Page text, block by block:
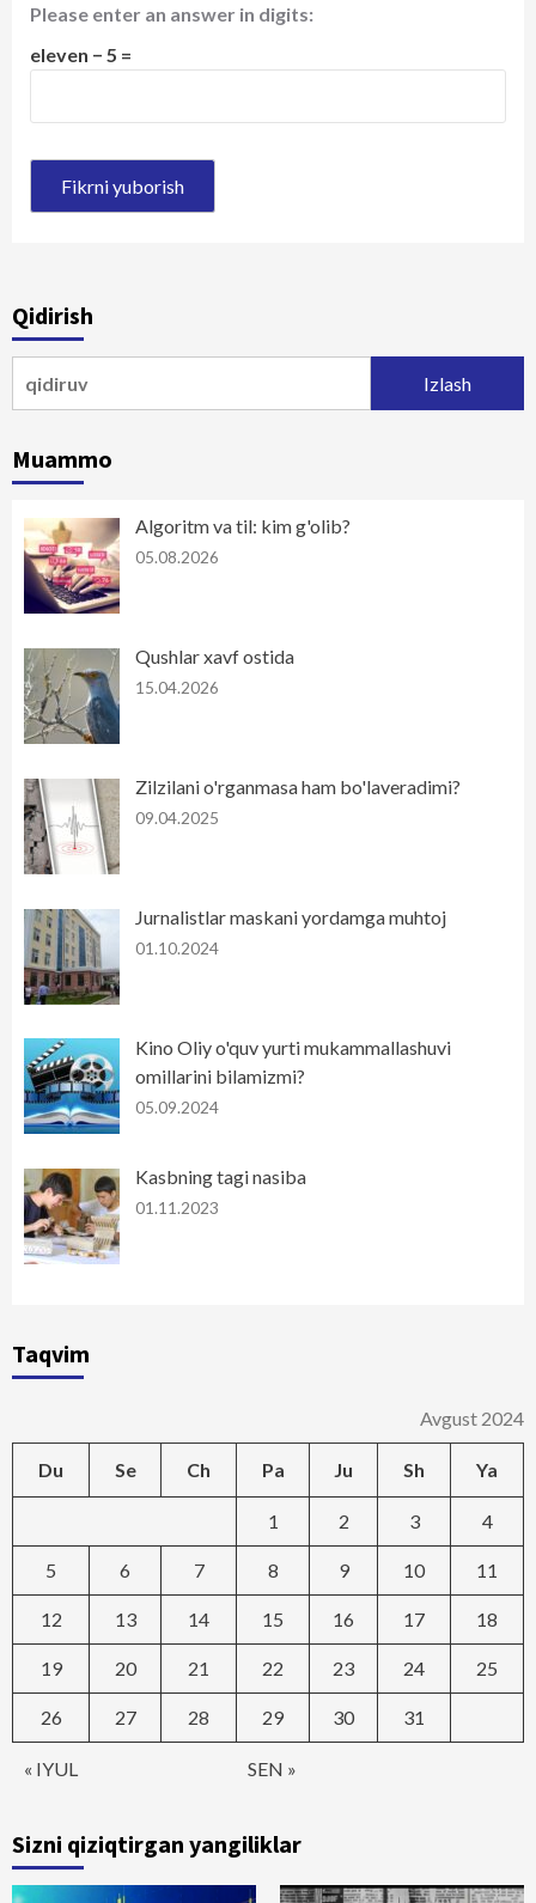
Please enter an answer in digits:
eleven − 5 =
Qidirish
Muammo
Algoritm va til: kim g'olib?
05.08.2026
Qushlar xavf ostida
15.04.2026
Zilzilani o'rganmasa ham bo'laveradimi?
09.04.2025
Jurnalistlar maskani yordamga muhtoj
01.10.2024
Kino Oliy o'quv yurti mukammallashuvi
omillarini bilamizmi?
05.09.2024
Kasbning tagi nasiba
01.11.2023
Taqvim
Avgust 2024
Du Se Ch Pa Ju Sh Ya
« IYUL SEN »
1 2 3 4
5 6 7 8 9 10 11
12 13 14 15 16 17 18
19 20 21 22 23 24 25
26 27 28 29 30 31
Sizni qiziqtirgan yangiliklar